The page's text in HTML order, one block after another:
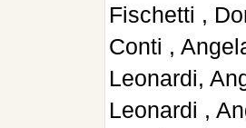
Fischetti ,
Conti ,
Leonardi,
Leonardi ,